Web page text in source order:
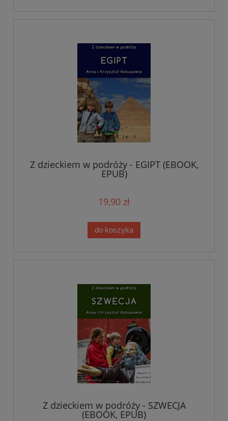
Z dzieckiem w podróży - EGIPT (EBOOK,
EPUB)
19,90 zł
do koszyka
Z dzieckiem w podróży - SZWECJA
(EBOOK, EPUB)